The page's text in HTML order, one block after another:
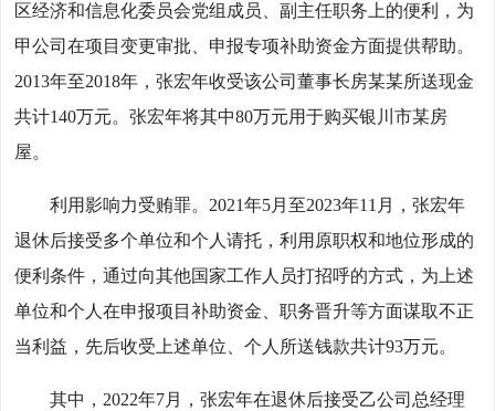
区经济和信息化委员会党组成员、副主任职务上的便利，为
甲公司在项目变更审批、申报专项补助资金方面提供帮助。
2013年至2018年，张宏年收受该公司董事长房某某所送现金
共计140万元。张宏年将其中80万元用于购买银川市某房
屋。
利用影响力受贿罪。2021年5月至2023年11月，张宏年
退休后接受多个单位和个人请托，利用原职权和地位形成的
便利条件，通过向其他国家工作人员打招呼的方式，为上述
单位和个人在申报项目补助资金、职务晋升等方面谋取不正
当利益，先后收受上述单位、个人所送钱款共计93万元。
其中，2022年7月，张宏年在退休后接受乙公司总经理